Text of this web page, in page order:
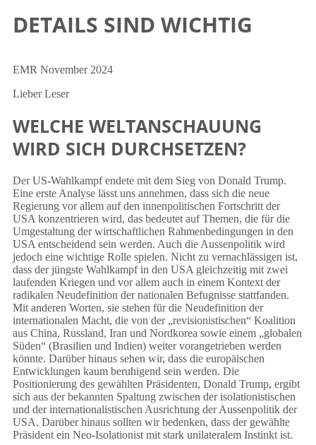
DETAILS SIND WICHTIG
EMR November 2024
Lieber Leser
WELCHE WELTANSCHAUUNG
WIRD SICH DURCHSETZEN?
Der US-Wahlkampf endete mit dem Sieg von Donald Trump.
Eine erste Analyse lässt uns annehmen, dass sich die neue
Regierung vor allem auf den innenpolitischen Fortschritt der
USA konzentrieren wird, das bedeutet auf Themen, die für die
Umgestaltung der wirtschaftlichen Rahmenbedingungen in den
USA entscheidend sein werden. Auch die Aussenpolitik wird
jedoch eine wichtige Rolle spielen. Nicht zu vernachlässigen ist,
dass der jüngste Wahlkampf in den USA gleichzeitig mit zwei
laufenden Kriegen und vor allem auch in einem Kontext der
radikalen Neudefinition der nationalen Befugnisse stattfanden.
Mit anderen Worten, sie stehen für die Neudefinition der
internationalen Macht, die von der „revisionistischen“ Koalition
aus China, Russland, Iran und Nordkorea sowie einem „globalen
Süden“ (Brasilien und Indien) weiter vorangetrieben werden
könnte. Darüber hinaus sehen wir, dass die europäischen
Entwicklungen kaum beruhigend sein werden. Die
Positionierung des gewählten Präsidenten, Donald Trump, ergibt
sich aus der bekannten Spaltung zwischen der isolationistischen
und der internationalistischen Ausrichtung der Aussenpolitik der
USA. Darüber hinaus sollten wir bedenken, dass der gewählte
Präsident ein Neo-Isolationist mit stark unilateralem Instinkt ist.